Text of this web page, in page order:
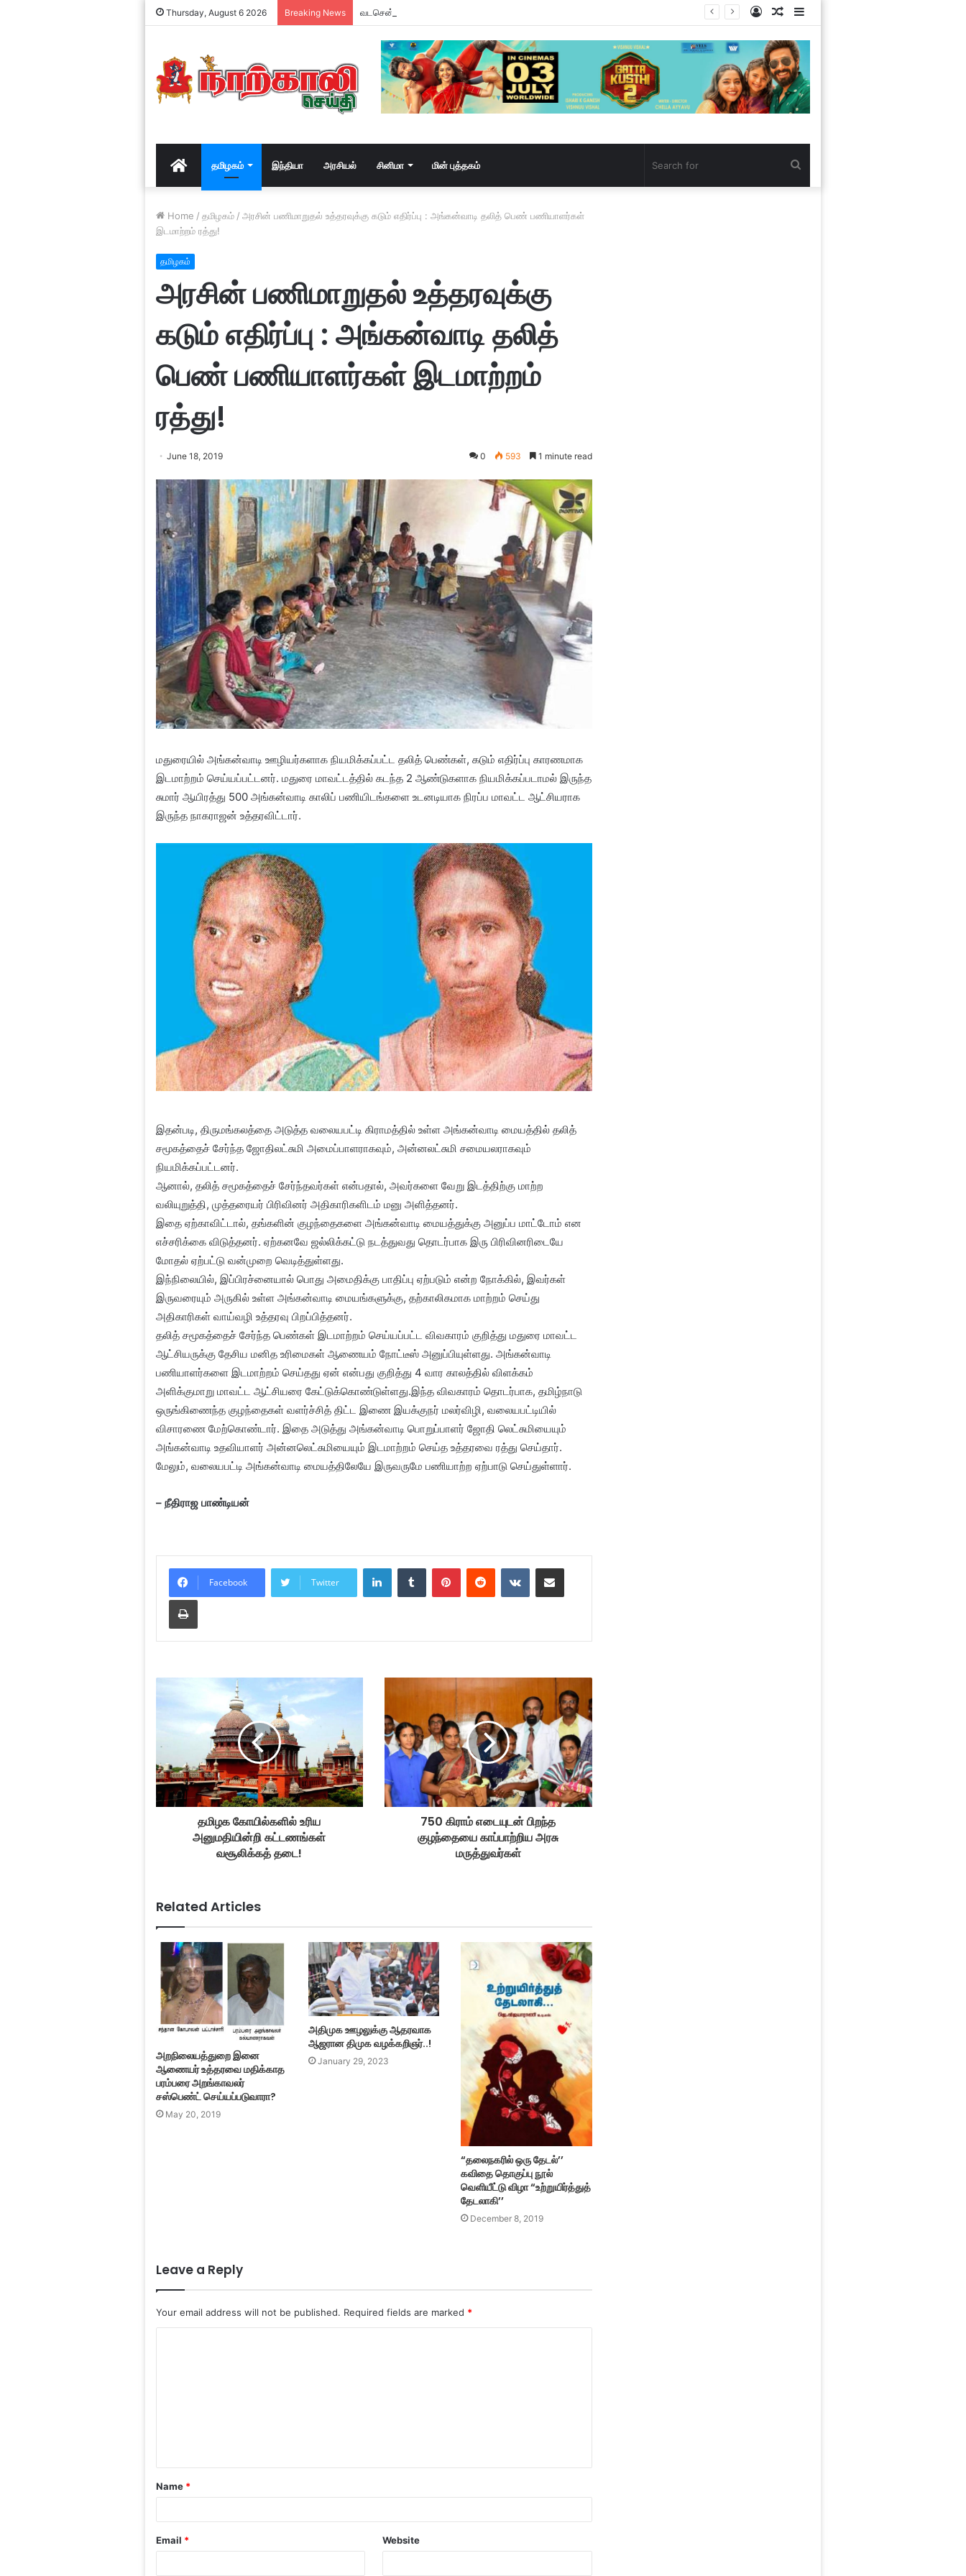
Thursday, August 6 2026 Breaking News வடசென்னையில் ரேசன் அரிசி கடத்தல் கும்பல் கைதும், பின்னணியும் ! Sidebar
Random
Article
Log
In
Homeதமிழகம் இந்தியா அரசியல் சினிமா மின் புத்தகம்
Home / தமிழகம் / அரசின் பணிமாறுதல் உத்தரவுக்கு கடும் எதிர்ப்பு : அங்கன்வாடி தலித் பெண் பணியாளர்கள்
இடமாற்றம் ரத்து!
தமிழகம்
அரசின் பணிமாறுதல் உத்தரவுக்கு
கடும் எதிர்ப்பு : அங்கன்வாடி தலித்
பெண் பணியாளர்கள் இடமாற்றம்
ரத்து!
June 18, 2019 0 593 1 minute read
மதுரையில் அங்கன்வாடி ஊழியர்களாக நியமிக்கப்பட்ட தலித் பெண்கள், கடும் எதிர்ப்பு காரணமாக
இடமாற்றம் செய்யப்பட்டனர். மதுரை மாவட்டத்தில் கடந்த 2 ஆண்டுகளாக நியமிக்கப்படாமல் இருந்த
சுமார் ஆயிரத்து 500 அங்கன்வாடி காலிப் பணியிடங்களை உடனடியாக நிரப்ப மாவட்ட ஆட்சியராக
இருந்த நாகராஜன் உத்தரவிட்டார்.
இதன்படி, திருமங்கலத்தை அடுத்த வலையபட்டி கிராமத்தில் உள்ள அங்கன்வாடி மையத்தில் தலித்
சமூகத்தைச் சேர்ந்த ஜோதிலட்சுமி அமைப்பாளராகவும், அன்னலட்சுமி சமையலராகவும்
நியமிக்கப்பட்டனர்.
ஆனால், தலித் சமூகத்தைச் சேர்ந்தவர்கள் என்பதால், அவர்களை வேறு இடத்திற்கு மாற்ற
வலியுறுத்தி, முத்தரையர் பிரிவினர் அதிகாரிகளிடம் மனு அளித்தனர்.
இதை ஏற்காவிட்டால், தங்களின் குழந்தைகளை அங்கன்வாடி மையத்துக்கு அனுப்ப மாட்டோம் என
எச்சரிக்கை விடுத்தனர். ஏற்கனவே ஜல்லிக்கட்டு நடத்துவது தொடர்பாக இரு பிரிவினரிடையே
மோதல் ஏற்பட்டு வன்முறை வெடித்துள்ளது.
இந்நிலையில், இப்பிரச்னையால் பொது அமைதிக்கு பாதிப்பு ஏற்படும் என்ற நோக்கில், இவர்கள்
இருவரையும் அருகில் உள்ள அங்கன்வாடி மையங்களுக்கு, தற்காலிகமாக மாற்றம் செய்து
அதிகாரிகள் வாய்வழி உத்தரவு பிறப்பித்தனர்.
தலித் சமூகத்தைச் சேர்ந்த பெண்கள் இடமாற்றம் செய்யப்பட்ட விவகாரம் குறித்து மதுரை மாவட்ட
ஆட்சியருக்கு தேசிய மனித உரிமைகள் ஆணையம் நோட்டீஸ் அனுப்பியுள்ளது. அங்கன்வாடி
பணியாளர்களை இடமாற்றம் செய்தது ஏன் என்பது குறித்து 4 வார காலத்தில் விளக்கம்
அளிக்குமாறு மாவட்ட ஆட்சியரை கேட்டுக்கொண்டுள்ளது.இந்த விவகாரம் தொடர்பாக, தமிழ்நாடு
ஒருங்கிணைந்த குழந்தைகள் வளர்ச்சித் திட்ட இணை இயக்குநர் மலர்விழி, வலையபட்டியில்
விசாரணை மேற்கொண்டார். இதை அடுத்து அங்கன்வாடி பொறுப்பாளர் ஜோதி லெட்சுமியையும்
அங்கன்வாடி உதவியாளர் அன்னலெட்சுமியையும் இடமாற்றம் செய்த உத்தரவை ரத்து செய்தார்.
மேலும், வலையபட்டி அங்கன்வாடி மையத்திலேயே இருவருமே பணியாற்ற ஏற்பாடு செய்துள்ளார்.
– நீதிராஜ பாண்டியன்
Facebook Twitter
LinkedInTumblr PinterestReddit VKontakteShare via Email
Print
தமிழக கோயில்களில் உரிய
அனுமதியின்றி கட்டணங்கள்
வசூலிக்கத் தடை!
750 கிராம் எடையுடன் பிறந்த
குழந்தையை காப்பாற்றிய அரசு
மருத்துவர்கள்
Related Articles
அறநிலையத்துறை இனை
ஆணையர் உத்தரவை மதிக்காத
பரம்பரை அறங்காவலர்
சஸ்பெண்ட் செய்யப்படுவாரா?
May 20, 2019
அதிமுக ஊழலுக்கு ஆதரவாக
ஆஜரான திமுக வழக்கறிஞர்..!
January 29, 2023
“தலைநகரில் ஒரு தேடல்’’
கவிதை தொகுப்பு நூல்
வெளியீட்டு விழா “உற்றுயிர்த்துத்
தேடலாகி’’
December 8, 2019
Leave a Reply
Your email address will not be published. Required fields are marked *
t
*
Name *
Email * Website